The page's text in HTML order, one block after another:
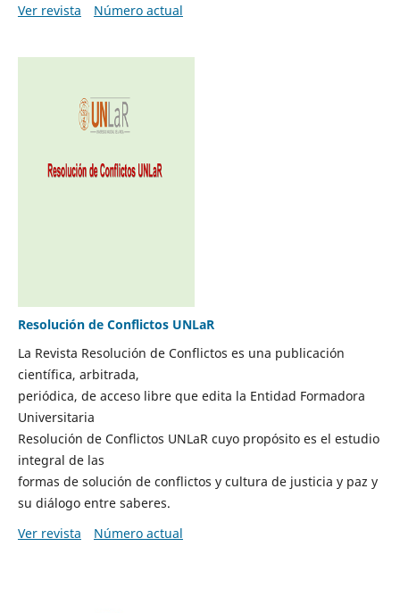
Ver revista
Número actual
Resolución de Conflictos UNLaR
La Revista Resolución de Conflictos es una publicación
científica, arbitrada,
periódica, de acceso libre que edita la Entidad Formadora
Universitaria
Resolución de Conflictos UNLaR cuyo propósito es el estudio
integral de las
formas de solución de conflictos y cultura de justicia y paz y
su diálogo entre saberes.
Ver revista
Número actual